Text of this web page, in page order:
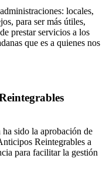
locales,
para ser más útiles,
prestar servicios a los
que es a quienes nos
sido la aprobación de
Reintegrables a
para facilitar la gestión